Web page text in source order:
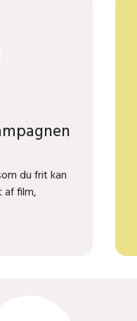
du frit kan
af film,